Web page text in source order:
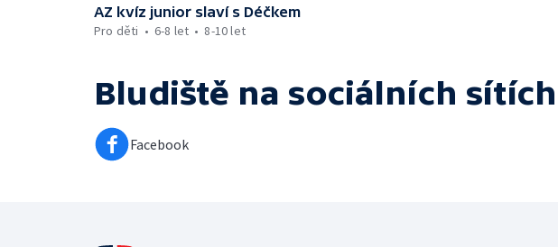
AZ kvíz junior slaví s Déčkem
Pro děti
6-8 let 8-10 let
Bludiště na sociálních sítích
Facebook